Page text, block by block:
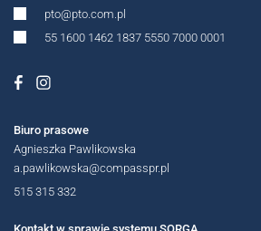
pto@pto.com.pl
55 1600 1462 1837 5550 7000 0001
Biuro prasowe
Agnieszka Pawlikowska
a.pawlikowska@compasspr.pl
515 315 332